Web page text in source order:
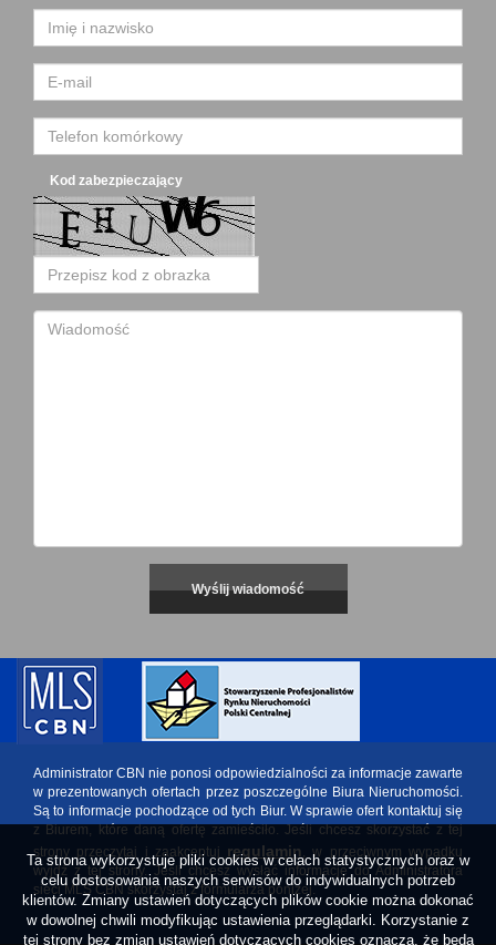
Kod zabezpieczający
Administrator CBN nie ponosi odpowiedzialności za informacje zawarte
w prezentowanych ofertach przez poszczególne Biura Nieruchomości.
Są to informacje pochodzące od tych Biur. W sprawie ofert kontaktuj się
z Biurem, które daną ofertę zamieściło. Jeśli chcesz skorzystać z tej
strony przeczytaj i zaakceptuj regulamin, w przeciwnym wypadku
wyjdź z tej strony. Jeśli chcesz wysłać informację do Administratora
sieci MLS CBN skorzystaj z formularza poniżej.
Ta strona wykorzystuje pliki cookies w celach statystycznych oraz w
celu dostosowania naszych serwisów do indywidualnych potrzeb
klientów. Zmiany ustawień dotyczących plików cookie można dokonać
w dowolnej chwili modyfikując ustawienia przeglądarki. Korzystanie z
tej strony bez zmian ustawień dotyczących cookies oznacza, że będą